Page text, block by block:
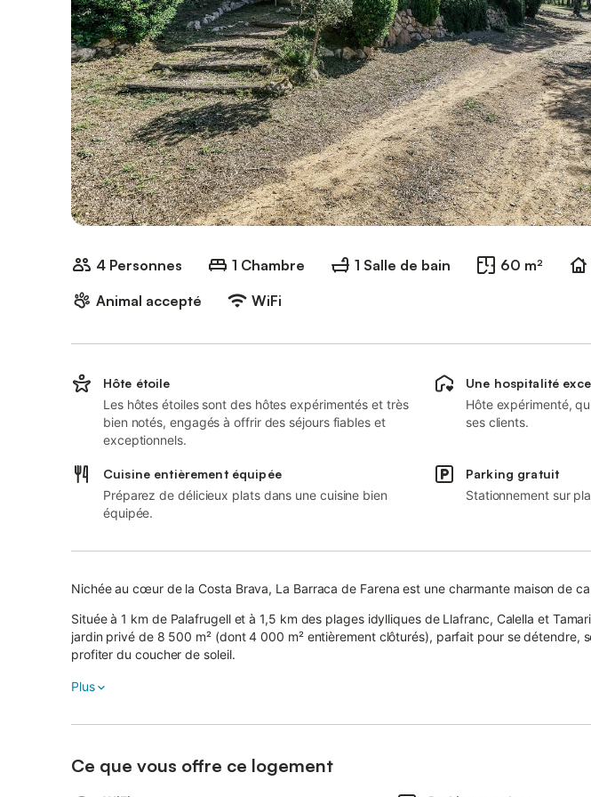
4 Personnes 1 Chambre 1 Salle de bain 60 m²
Animal accepté
WiFi
Hôte étoile
Les hôtes étoiles sont des hôtes expérimentés et très
bien notés, engagés à offrir des séjours fiables et
exceptionnels.
Une hospitalité
Hôte expérimenté,
ses clients.
Cuisine entièrement équipée
Préparez de délicieux plats dans une cuisine bien
équipée.
Parking gratuit
Stationnement sur
Nichée au cœur de la Costa Brava, La Barraca de Farena est une charmante maison de
Située à 1 km de Palafrugell et à 1,5 km des plages idylliques de Llafranc, Calella et
jardin privé de 8 500 m² (dont 4 000 m² entièrement clôturés), parfait pour se détendre,
profiter du coucher de soleil.
Ouverte toute l’année, elle accueille jusqu’à 4 personnes et 2 animaux de compagnie
vaisselle, micro-ondes, cafetière, bouilloire, grille-pain). La salle de bain offre une douche
sèche-cheveux.
Plus
Ce que vous offre ce logement